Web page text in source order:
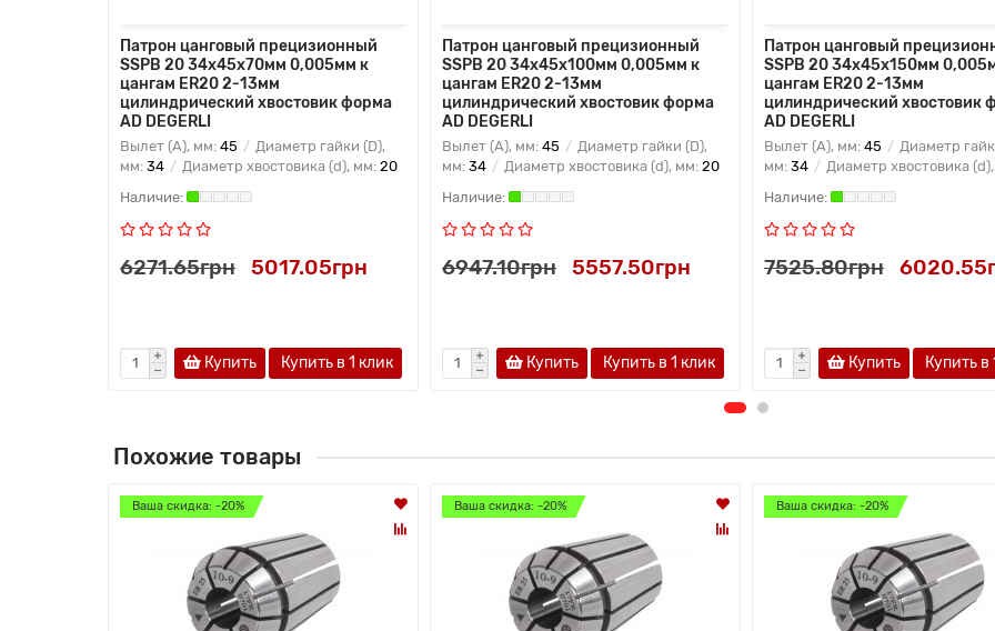
Патрон цанговый прецизионный
SSPB 20 34x45x70мм 0,005мм к
цангам ER20 2-13мм
цилиндрический хвостовик форма
AD DEGERLI
Вылет (A), мм: 45
Диаметр гайки (D),
мм: 34 Диаметр хвостовика (d), мм: 20
6271.65грн 5017.05грн
Купить Купить в 1 клик
Патрон цанговый прецизионный
SSPB 20 34x45x100мм 0,005мм к
цангам ER20 2-13мм
цилиндрический хвостовик форма
AD DEGERLI
Вылет (A), мм: 45
Диаметр гайки (D),
мм: 34 Диаметр хвостовика (d), мм: 20
6947.10грн 5557.50грн
Купить Купить в 1 клик
Патрон цанговый
SSPB 20 34x45x150мм
цангам ER20 2-13мм
цилиндрический хвостовик
AD DEGERLI
Вылет (A), мм: 45
Диаметр
мм: 34 Диаметр хвостовика
7525.80грн
Купить Купить в
Похожие товары
Ваша скидка: -20% Ваша скидка: -20% Ваша скидка: -20%